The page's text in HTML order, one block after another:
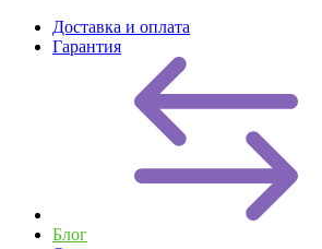
Доставка и оплата
Гарантия
Блог